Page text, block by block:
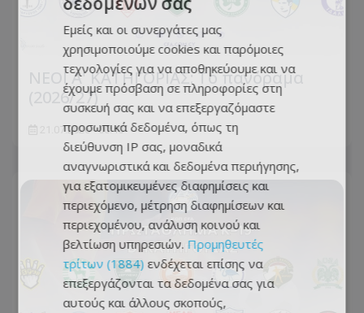
ΝΕΟΙ Α' ΚΑΤΗΓΟΡΙΑΣ: Το πανόραμα
(2026/27)
21.07.2026 - 00:40
Εμείς και οι συνεργάτες μας
χρησιμοποιούμε cookies και παρόμοιες
τεχνολογίες για να αποθηκεύουμε και να
έχουμε πρόσβαση σε πληροφορίες στη
συσκευή σας και να επεξεργαζόμαστε
προσωπικά δεδομένα, όπως τη
διεύθυνση IP σας, μοναδικά
αναγνωριστικά και δεδομένα περιήγησης,
για εξατομικευμένες διαφημίσεις και
περιεχόμενο, μέτρηση διαφημίσεων και
περιεχομένου, ανάλυση κοινού και
βελτίωση υπηρεσιών. Προμηθευτές
τρίτων (1884) ενδέχεται επίσης να
επεξεργάζονται τα δεδομένα σας για
αυτούς και άλλους σκοπούς,